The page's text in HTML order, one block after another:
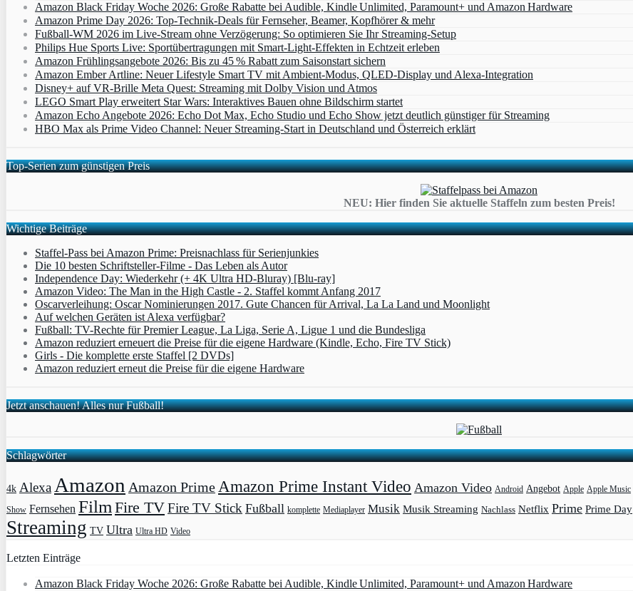
Amazon Black Friday Woche 2026: Große Rabatte bei Audible, Kindle Unlimited, Paramount+ und Amazon Hardware
Amazon Prime Day 2026: Top-Technik-Deals für Fernseher, Beamer, Kopfhörer & mehr
Fußball-WM 2026 im Live-Stream ohne Verzögerung: So optimieren Sie Ihr Streaming-Setup
Philips Hue Sports Live: Sportübertragungen mit Smart‑Light‑Effekten in Echtzeit erleben
Amazon Frühlingsangebote 2026: Bis zu 45 % Rabatt zum Saisonstart sichern
Amazon Ember Artline: Neuer Lifestyle Smart TV mit Ambient‑Modus, QLED‑Display und Alexa‑Integration
Disney+ auf VR-Brille Meta Quest: Streaming mit Dolby Vision und Atmos
LEGO Smart Play erweitert Star Wars: Interaktives Bauen ohne Bildschirm startet
Amazon Echo Angebote 2026: Echo Dot Max, Echo Studio und Echo Show jetzt deutlich günstiger für Streaming
HBO Max als Prime Video Channel: Neuer Streaming‑Start in Deutschland und Österreich erklärt
Top-Serien zum günstigen Preis
NEU: Hier finden Sie aktuelle Staffeln zum besten Preis!
Wichtige Beiträge
Staffel-Pass bei Amazon Prime: Preisnachlass für Serienjunkies
Die 10 besten Schriftsteller-Filme - Das Leben als Autor
Independence Day: Wiederkehr (+ 4K Ultra HD-Bluray) [Blu-ray]
Amazon Video: The Man in the High Castle - 2. Staffel kommt Anfang 2017
Oscarverleihung: Oscar Nominierungen 2017. Gute Chancen für Arrival, La La Land und Moonlight
Auf welchen Geräten ist Alexa verfügbar?
Fußball: TV-Rechte für Premier League, La Liga, Serie A, Ligue 1 und die Bundesliga
Amazon reduziert erneuert die Preise für die eigene Hardware (Kindle, Echo, Fire TV Stick)
Girls - Die komplette erste Staffel [2 DVDs]
Amazon reduziert erneut die Preise für die eigene Hardware
Jetzt anschauen! Alles nur Fußball!
Schlagwörter
4k AlexaAmazon Amazon PrimeAmazon Prime Instant Video Amazon Video Android Angebot Apple Apple Music
Show Fernsehen FilmFire TVFire TV Stick Fußball komplette Mediaplayer Musik Musik Streaming Nachlass Netflix Prime Prime Day
Streaming TV Ultra Ultra HD Video
Letzten Einträge
Amazon Black Friday Woche 2026: Große Rabatte bei Audible, Kindle Unlimited, Paramount+ und Amazon Hardware